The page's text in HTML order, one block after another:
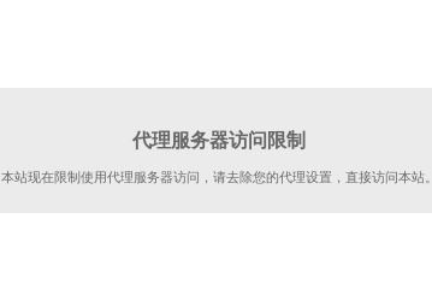
代理服务器访问限制
本站现在限制使用代理服务器访问，请去除您的代理设置，直接访问本站。